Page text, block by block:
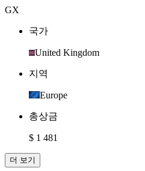
GX
국가
United Kingdom
지역
Europe
총상금
$ 1 481
더 보기